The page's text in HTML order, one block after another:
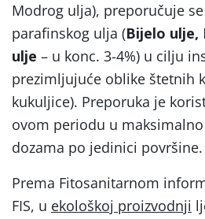
Modrog ulja), preporučuje
parafinskog ulja (Bijelo
ulje – u konc. 3-4%) u cilju
prezimljujuće oblike štetnih
kukuljice). Preporuka je
ovom periodu u
dozama po jedinici površine.
Prema Fitosanitarnom
FIS, u ekološkoj proizvodnji